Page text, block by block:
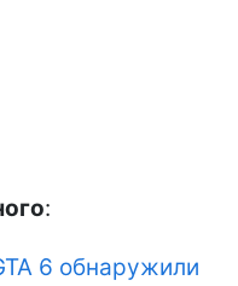
:
6 обнаружили